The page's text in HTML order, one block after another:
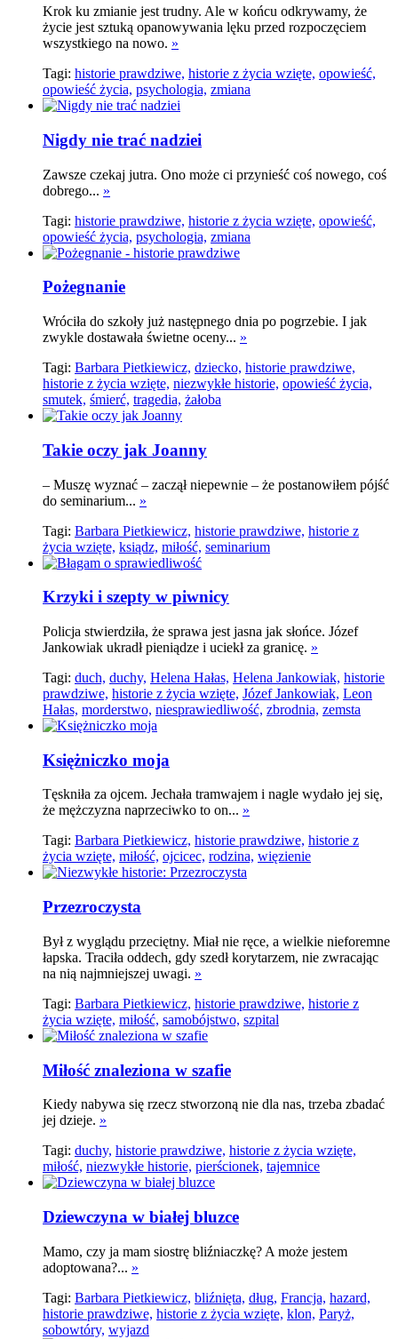
Krok ku zmianie jest trudny. Ale w końcu odkrywamy, że
życie jest sztuką opanowywania lęku przed rozpoczęciem
wszystkiego na nowo. »
Tagi: historie prawdziwe, historie z życia wzięte, opowieść,
opowieść życia, psychologia, zmiana
Nigdy nie trać nadziei
Zawsze czekaj jutra. Ono może ci przynieść coś nowego, coś
dobrego... »
Tagi: historie prawdziwe, historie z życia wzięte, opowieść,
opowieść życia, psychologia, zmiana
Pożegnanie
Wróciła do szkoły już następnego dnia po pogrzebie. I jak
zwykle dostawała świetne oceny... »
Tagi: Barbara Pietkiewicz, dziecko, historie prawdziwe,
historie z życia wzięte, niezwykłe historie, opowieść życia,
smutek, śmierć, tragedia, żałoba
Takie oczy jak Joanny
– Muszę wyznać – zaczął niepewnie – że postanowiłem pójść
do seminarium... »
Tagi: Barbara Pietkiewicz, historie prawdziwe, historie z
życia wzięte, ksiądz, miłość, seminarium
Krzyki i szepty w piwnicy
Policja stwierdziła, że sprawa jest jasna jak słońce. Józef
Jankowiak ukradł pieniądze i uciekł za granicę. »
Tagi: duch, duchy, Helena Hałas, Helena Jankowiak, historie
prawdziwe, historie z życia wzięte, Józef Jankowiak, Leon
Hałas, morderstwo, niesprawiedliwość, zbrodnia, zemsta
Księżniczko moja
Tęskniła za ojcem. Jechała tramwajem i nagle wydało jej się,
że mężczyzna naprzeciwko to on... »
Tagi: Barbara Pietkiewicz, historie prawdziwe, historie z
życia wzięte, miłość, ojcicec, rodzina, więzienie
Przezroczysta
Był z wyglądu przeciętny. Miał nie ręce, a wielkie nieforemne
łapska. Traciła oddech, gdy szedł korytarzem, nie zwracając
na nią najmniejszej uwagi. »
Tagi: Barbara Pietkiewicz, historie prawdziwe, historie z
życia wzięte, miłość, samobójstwo, szpital
Miłość znaleziona w szafie
Kiedy nabywa się rzecz stworzoną nie dla nas, trzeba zbadać
jej dzieje. »
Tagi: duchy, historie prawdziwe, historie z życia wzięte,
miłość, niezwykłe historie, pierścionek, tajemnice
Dziewczyna w białej bluzce
Mamo, czy ja mam siostrę bliźniaczkę? A może jestem
adoptowana?... »
Tagi: Barbara Pietkiewicz, bliźnięta, dług, Francja, hazard,
historie prawdziwe, historie z życia wzięte, klon, Paryż,
sobowtóry, wyjazd